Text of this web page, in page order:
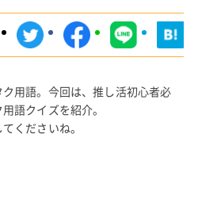
用語。今回は、推し活初心者必
語クイズを紹介。
くださいね。